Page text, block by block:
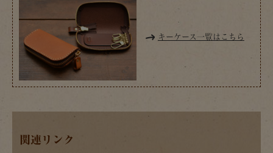
キーケース一覧はこちら
関連リンク